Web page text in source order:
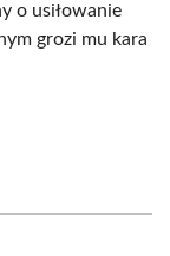
o usiłowanie
grozi mu kara